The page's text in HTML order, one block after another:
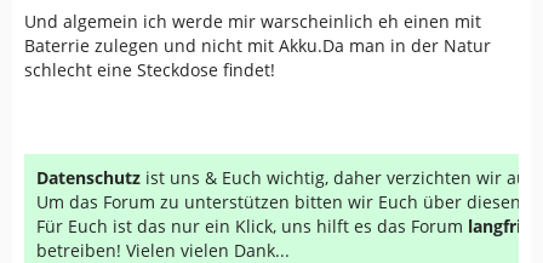
Gruß Jürgen
Und algemein ich werde mir warscheinlich eh einen mit
Baterrie zulegen und nicht mit Akku.Da man in der Natur
schlecht eine Steckdose findet!
Datenschutz ist uns & Euch wichtig, daher verzichten wir auf
Um das Forum zu unterstützen bitten wir Euch über diesen
Für Euch ist das nur ein Klick, uns hilft es das Forum
betreiben! Vielen vielen Dank...